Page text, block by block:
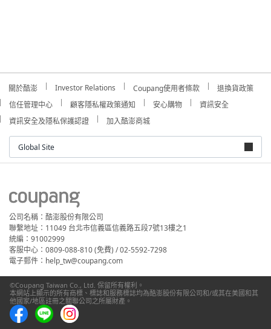
關於酷澎 Investor Relations Coupang使用者條款
退換貨政策
信任管理中心
顧客隱私權政策通知 安心購物
資訊安全
資訊安全及隱私保護認證
加入酷澎商城
Global Site
公司名稱：酷澎股份有限公司
聯繫地址：11049 台北市信義區信義路五段7號13樓之1
統編：91002999
客服中心：0809-088-810 (免費) / 02-5592-7298
電子郵件：help_tw@coupang.com
©Coupang Taiwan Co., Ltd. 保留所有權利。
本網站上顯示的所有商標、標誌和服務標誌均為酷澎股份有限公司和/或其在美國和其
他國家/地區註冊之關聯公司之所屬財產。